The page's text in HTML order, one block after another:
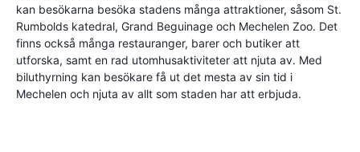
kan besökarna besöka stadens många attraktioner, såsom St.
Rumbolds katedral, Grand Beguinage och Mechelen Zoo. Det
finns också många restauranger, barer och butiker att
utforska, samt en rad utomhusaktiviteter att njuta av. Med
biluthyrning kan besökare få ut det mesta av sin tid i
Mechelen och njuta av allt som staden har att erbjuda.